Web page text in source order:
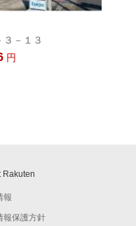
－１３
円
Rakuten
報
報保護方針